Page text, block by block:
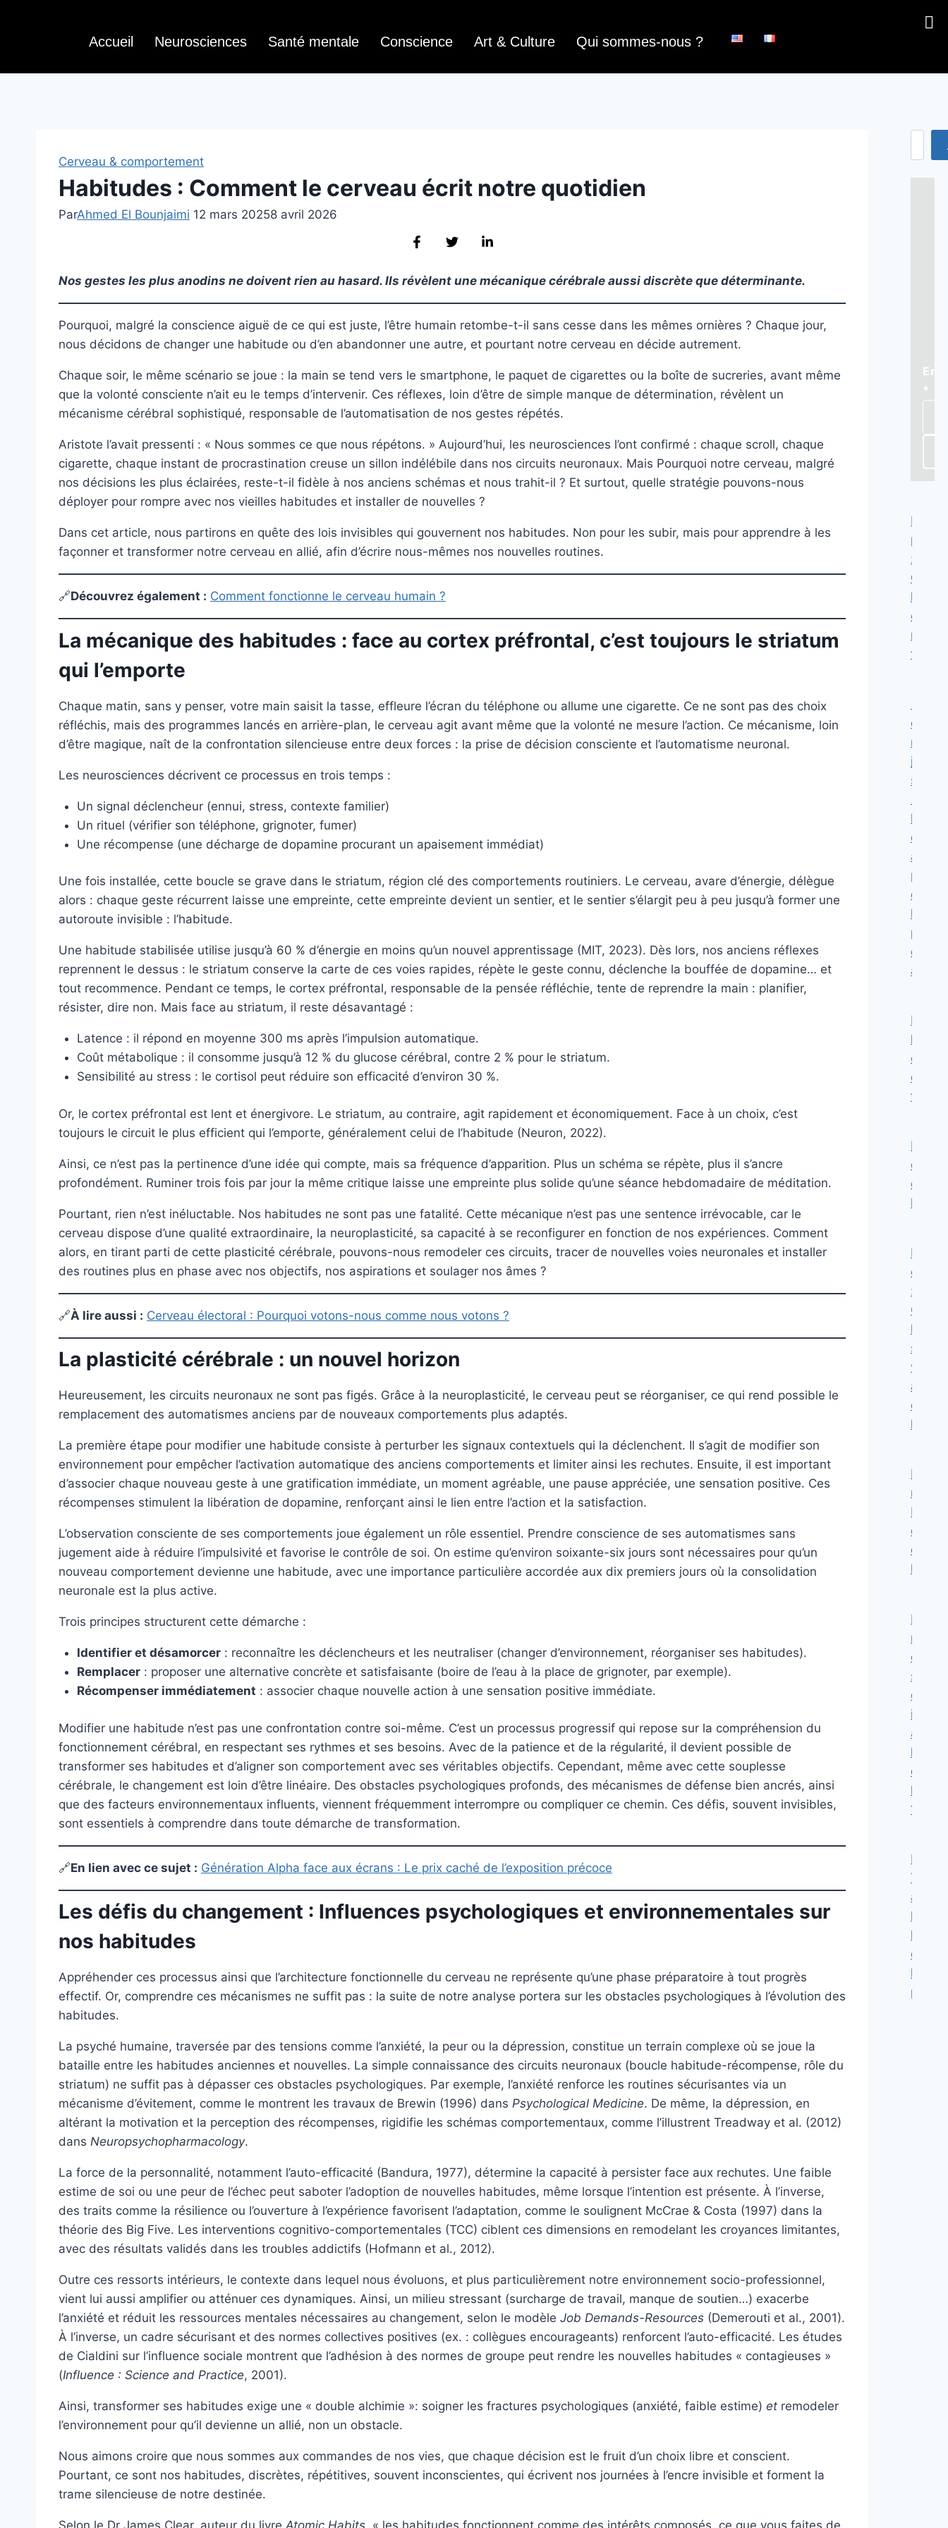
Accueil Neurosciences Santé mentale Conscience Art & Culture Qui sommes-nous ?
Cerveau & comportement
Habitudes : Comment le cerveau écrit notre quotidien
ParAhmed El Bounjaimi 12 mars 20258 avril 2026
Nos gestes les plus anodins ne doivent rien au hasard. Ils révèlent une mécanique cérébrale aussi discrète que déterminante.
Pourquoi, malgré la conscience aiguë de ce qui est juste, l’être humain retombe-t-il sans cesse dans les mêmes ornières ? Chaque jour,
nous décidons de changer une habitude ou d’en abandonner une autre, et pourtant notre cerveau en décide autrement.
Chaque soir, le même scénario se joue : la main se tend vers le smartphone, le paquet de cigarettes ou la boîte de sucreries, avant même
que la volonté consciente n’ait eu le temps d’intervenir. Ces réflexes, loin d’être de simple manque de détermination, révèlent un
mécanisme cérébral sophistiqué, responsable de l’automatisation de nos gestes répétés.
Aristote l’avait pressenti : « Nous sommes ce que nous répétons. » Aujourd’hui, les neurosciences l’ont confirmé : chaque scroll, chaque
cigarette, chaque instant de procrastination creuse un sillon indélébile dans nos circuits neuronaux. Mais Pourquoi notre cerveau, malgré
nos décisions les plus éclairées, reste-t-il fidèle à nos anciens schémas et nous trahit-il ? Et surtout, quelle stratégie pouvons-nous
déployer pour rompre avec nos vieilles habitudes et installer de nouvelles ?
Dans cet article, nous partirons en quête des lois invisibles qui gouvernent nos habitudes. Non pour les subir, mais pour apprendre à les
façonner et transformer notre cerveau en allié, afin d’écrire nous-mêmes nos nouvelles routines.
🔗Découvrez également : Comment fonctionne le cerveau humain ?
La mécanique des habitudes : face au cortex préfrontal, c’est toujours le striatum
qui l’emporte
Chaque matin, sans y penser, votre main saisit la tasse, effleure l’écran du téléphone ou allume une cigarette. Ce ne sont pas des choix
réfléchis, mais des programmes lancés en arrière-plan, le cerveau agit avant même que la volonté ne mesure l’action. Ce mécanisme, loin
d’être magique, naît de la confrontation silencieuse entre deux forces : la prise de décision consciente et l’automatisme neuronal.
Les neurosciences décrivent ce processus en trois temps :
Un signal déclencheur (ennui, stress, contexte familier)
Un rituel (vérifier son téléphone, grignoter, fumer)
Une récompense (une décharge de dopamine procurant un apaisement immédiat)
Une fois installée, cette boucle se grave dans le striatum, région clé des comportements routiniers. Le cerveau, avare d’énergie, délègue
alors : chaque geste récurrent laisse une empreinte, cette empreinte devient un sentier, et le sentier s’élargit peu à peu jusqu’à former une
autoroute invisible : l’habitude.
Une habitude stabilisée utilise jusqu’à 60 % d’énergie en moins qu’un nouvel apprentissage (MIT, 2023). Dès lors, nos anciens réflexes
reprennent le dessus : le striatum conserve la carte de ces voies rapides, répète le geste connu, déclenche la bouffée de dopamine… et
tout recommence. Pendant ce temps, le cortex préfrontal, responsable de la pensée réfléchie, tente de reprendre la main : planifier,
résister, dire non. Mais face au striatum, il reste désavantagé :
Latence : il répond en moyenne 300 ms après l’impulsion automatique.
Coût métabolique : il consomme jusqu’à 12 % du glucose cérébral, contre 2 % pour le striatum.
Sensibilité au stress : le cortisol peut réduire son efficacité d’environ 30 %.
Or, le cortex préfrontal est lent et énergivore. Le striatum, au contraire, agit rapidement et économiquement. Face à un choix, c’est
toujours le circuit le plus efficient qui l’emporte, généralement celui de l’habitude (Neuron, 2022).
Ainsi, ce n’est pas la pertinence d’une idée qui compte, mais sa fréquence d’apparition. Plus un schéma se répète, plus il s’ancre
profondément. Ruminer trois fois par jour la même critique laisse une empreinte plus solide qu’une séance hebdomadaire de méditation.
Pourtant, rien n’est inéluctable. Nos habitudes ne sont pas une fatalité. Cette mécanique n’est pas une sentence irrévocable, car le
cerveau dispose d’une qualité extraordinaire, la neuroplasticité, sa capacité à se reconfigurer en fonction de nos expériences. Comment
alors, en tirant parti de cette plasticité cérébrale, pouvons-nous remodeler ces circuits, tracer de nouvelles voies neuronales et installer
des routines plus en phase avec nos objectifs, nos aspirations et soulager nos âmes ?
🔗À lire aussi : Cerveau électoral : Pourquoi votons-nous comme nous votons ?
La plasticité cérébrale : un nouvel horizon
Heureusement, les circuits neuronaux ne sont pas figés. Grâce à la neuroplasticité, le cerveau peut se réorganiser, ce qui rend possible le
remplacement des automatismes anciens par de nouveaux comportements plus adaptés.
La première étape pour modifier une habitude consiste à perturber les signaux contextuels qui la déclenchent. Il s’agit de modifier son
environnement pour empêcher l’activation automatique des anciens comportements et limiter ainsi les rechutes. Ensuite, il est important
d’associer chaque nouveau geste à une gratification immédiate, un moment agréable, une pause appréciée, une sensation positive. Ces
récompenses stimulent la libération de dopamine, renforçant ainsi le lien entre l’action et la satisfaction.
L’observation consciente de ses comportements joue également un rôle essentiel. Prendre conscience de ses automatismes sans
jugement aide à réduire l’impulsivité et favorise le contrôle de soi. On estime qu’environ soixante-six jours sont nécessaires pour qu’un
nouveau comportement devienne une habitude, avec une importance particulière accordée aux dix premiers jours où la consolidation
neuronale est la plus active.
Trois principes structurent cette démarche :
Identifier et désamorcer: reconnaître les déclencheurs et les neutraliser (changer d’environnement, réorganiser ses habitudes).
Remplacer: proposer une alternative concrète et satisfaisante (boire de l’eau à la place de grignoter, par exemple).
Récompenser immédiatement : associer chaque nouvelle action à une sensation positive immédiate.
Modifier une habitude n’est pas une confrontation contre soi-même. C’est un processus progressif qui repose sur la compréhension du
fonctionnement cérébral, en respectant ses rythmes et ses besoins. Avec de la patience et de la régularité, il devient possible de
transformer ses habitudes et d’aligner son comportement avec ses véritables objectifs. Cependant, même avec cette souplesse
cérébrale, le changement est loin d’être linéaire. Des obstacles psychologiques profonds, des mécanismes de défense bien ancrés, ainsi
que des facteurs environnementaux influents, viennent fréquemment interrompre ou compliquer ce chemin. Ces défis, souvent invisibles,
sont essentiels à comprendre dans toute démarche de transformation.
🔗En lien avec ce sujet : Génération Alpha face aux écrans : Le prix caché de l’exposition précoce
Les défis du changement : Influences psychologiques et environnementales sur
nos habitudes
Appréhender ces processus ainsi que l’architecture fonctionnelle du cerveau ne représente qu’une phase préparatoire à tout progrès
effectif. Or, comprendre ces mécanismes ne suffit pas : la suite de notre analyse portera sur les obstacles psychologiques à l’évolution des
habitudes.
La psyché humaine, traversée par des tensions comme l’anxiété, la peur ou la dépression, constitue un terrain complexe où se joue la
bataille entre les habitudes anciennes et nouvelles. La simple connaissance des circuits neuronaux (boucle habitude-récompense, rôle du
striatum) ne suffit pas à dépasser ces obstacles psychologiques. Par exemple, l’anxiété renforce les routines sécurisantes via un
mécanisme d’évitement, comme le montrent les travaux de Brewin (1996) dans Psychological Medicine. De même, la dépression, en
altérant la motivation et la perception des récompenses, rigidifie les schémas comportementaux, comme l’illustrent Treadway et al. (2012)
dans Neuropsychopharmacology.
La force de la personnalité, notamment l’auto-efficacité (Bandura, 1977), détermine la capacité à persister face aux rechutes. Une faible
estime de soi ou une peur de l’échec peut saboter l’adoption de nouvelles habitudes, même lorsque l’intention est présente. À l’inverse,
des traits comme la résilience ou l’ouverture à l’expérience favorisent l’adaptation, comme le soulignent McCrae & Costa (1997) dans la
théorie des Big Five. Les interventions cognitivo-comportementales (TCC) ciblent ces dimensions en remodelant les croyances limitantes,
avec des résultats validés dans les troubles addictifs (Hofmann et al., 2012).
Outre ces ressorts intérieurs, le contexte dans lequel nous évoluons, et plus particulièrement notre environnement socio-professionnel,
vient lui aussi amplifier ou atténuer ces dynamiques. Ainsi, un milieu stressant (surcharge de travail, manque de soutien…) exacerbe
l’anxiété et réduit les ressources mentales nécessaires au changement, selon le modèle Job Demands-Resources (Demerouti et al., 2001).
À l’inverse, un cadre sécurisant et des normes collectives positives (ex. : collègues encourageants) renforcent l’auto-efficacité. Les études
de Cialdini sur l’influence sociale montrent que l’adhésion à des normes de groupe peut rendre les nouvelles habitudes « contagieuses »
(Influence : Science and Practice, 2001).
Ainsi, transformer ses habitudes exige une « double alchimie »: soigner les fractures psychologiques (anxiété, faible estime) et remodeler
l’environnement pour qu’il devienne un allié, non un obstacle.
Nous aimons croire que nous sommes aux commandes de nos vies, que chaque décision est le fruit d’un choix libre et conscient.
Pourtant, ce sont nos habitudes, discrètes, répétitives, souvent inconscientes, qui écrivent nos journées à l’encre invisible et forment la
trame silencieuse de notre destinée.
Selon le Dr James Clear, auteur du livre Atomic Habits , « les habitudes fonctionnent comme des intérêts composés, ce que vous faites de
*
Le
:
Quand
le
corps
reste
figé
n’est
jamais
seul :
le
à
partir
de
la
des
Dans
le
des
et
La
crise
:
Quand
le
vacille
autant
que
Les
Les
de
l’esprit
notre
social
il
à
l’ère
de
?
Le
TDAH
à
la
de
la